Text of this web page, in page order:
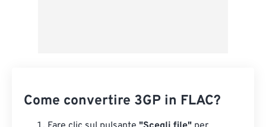
Come convertire 3GP in FLAC?